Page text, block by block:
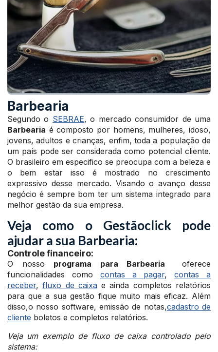
Barbearia
Segundo o SEBRAE, o mercado consumidor de uma
Barbearia é composto por homens, mulheres, idoso,
jovens, adultos e crianças, enfim, toda a população de
um país pode ser considerada como potencial cliente.
O brasileiro em especifico se preocupa com a beleza e
o bem estar isso é mostrado no crescimento
expressivo desse mercado. Visando o avanço desse
negócio é sempre bom ter um sistema integrado para
melhor gestão da sua empresa.
Veja como o Gestãoclick pode
ajudar a sua Barbearia:
Controle financeiro:
O nosso programa para Barbearia oferece
funcionalidades como contas a pagar,contas a
receber,fluxo de caixae ainda completos relatórios
para que a sua gestão fique muito mais eficaz. Além
disso,o nosso software, emissão de notas,cadastro de
cliente boletos e completos relatórios.
Veja um exemplo de fluxo de caixa controlado pelo
sistema: